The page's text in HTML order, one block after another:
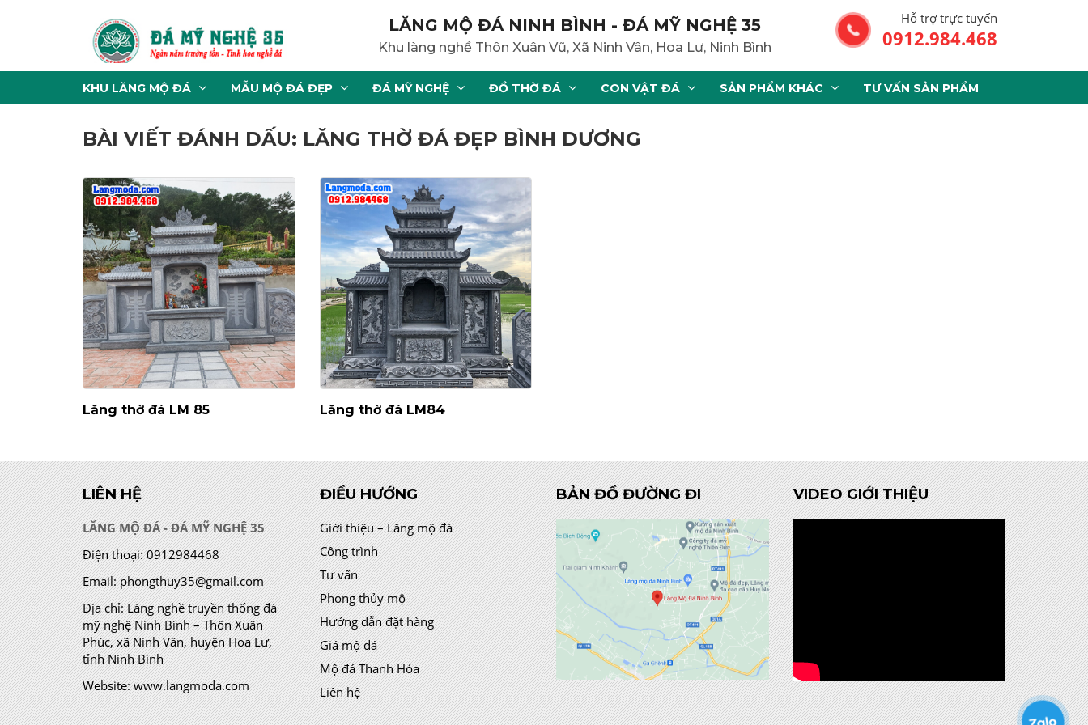
LĂNG MỘ ĐÁ NINH BÌNH - ĐÁ MỸ NGHỆ 35
Khu làng nghề Thôn Xuân Vũ, Xã Ninh Vân, Hoa Lư, Ninh Bình
Hỗ trợ trực tuyến
0912.984.468
KHU LĂNG MỘ ĐÁ MẪU MỘ ĐÁ ĐẸP ĐÁ MỸ NGHỆ ĐỒ THỜ ĐÁ CON VẬT ĐÁ SẢN PHẨM KHÁC TƯ VẤN SẢN PHẨM
BÀI VIẾT ĐÁNH DẤU: LĂNG THỜ ĐÁ ĐẸP BÌNH DƯƠNG
Lăng thờ đá LM 85 Lăng thờ đá LM84
LIÊN HỆ
LĂNG MỘ ĐÁ - ĐÁ MỸ NGHỆ 35
Điện thoại: 0912984468
Email: phongthuy35@gmail.com
Địa chỉ:Làng nghề truyền thống đá
mỹ nghệ Ninh Bình – Thôn Xuân
Phúc, xã Ninh Vân, huyện Hoa Lư,
tỉnh Ninh Bình
Website: www.langmoda.com
ĐIỀU HƯỚNG
Giới thiệu – Lăng mộ đá
Công trình
Tư vấn
Phong thủy mộ
Hướng dẫn đặt hàng
Giá mộ đá
Mộ đá Thanh Hóa
Liên hệ
BẢN ĐỒ ĐƯỜNG ĐI VIDEO GIỚI THIỆU